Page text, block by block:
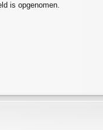
is opgenomen.